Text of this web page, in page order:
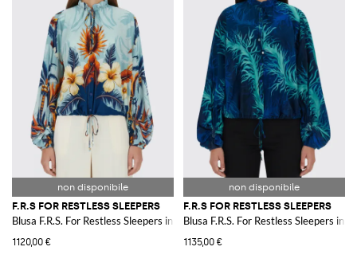
F.R.S FOR RESTLESS SLEEPERS
Blusa F.R.S. For Restless Sleepers in seta con stampa
1120,00 €
F.R.S FOR RESTLESS SLEEPERS
Blusa F.R.S. For Restless Sleepers in
1135,00 €